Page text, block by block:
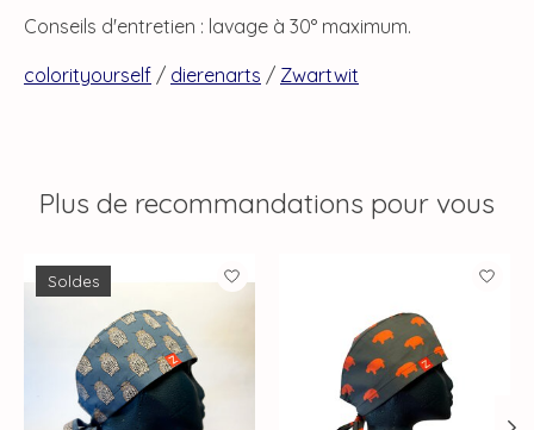
Conseils d'entretien : lavage à 30° maximum.
colorityourself / dierenarts / Zwartwit
Plus de recommandations pour vous
Articles du carrousel de produits
Soldes